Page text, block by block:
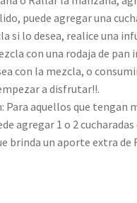
puede agregar una
si lo desea, realice una
con una rodaja de pan
con la mezcla, o
a disfrutar!!.
Para aquellos que tengan
agregar 1 o 2
brinda un aporte extra de